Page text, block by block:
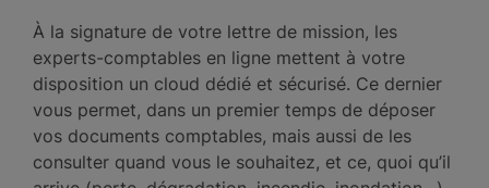
À la signature de votre lettre de mission, les
experts-comptables en ligne mettent à votre
disposition un cloud dédié et sécurisé. Ce dernier
vous permet, dans un premier temps de déposer
vos documents comptables, mais aussi de les
consulter quand vous le souhaitez, et ce, quoi qu’il